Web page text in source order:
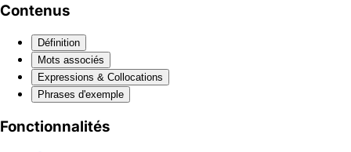
Contenus
Définition
Mots associés
Expressions & Collocations
Phrases d'exemple
Fonctionnalités